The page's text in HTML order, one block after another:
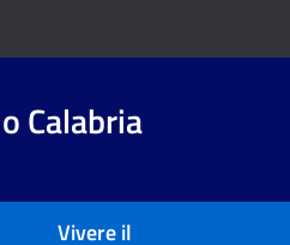
Calabria
Vivere il